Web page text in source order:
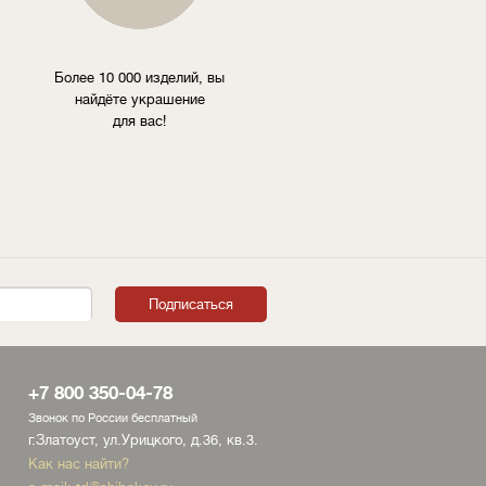
Более 10 000 изделий, вы
найдёте украшение
для вас!
+7 800 350-04-78
Звонок по России бесплатный
г.Златоуст, ул.Урицкого, д.36, кв.3.
Как нас найти?